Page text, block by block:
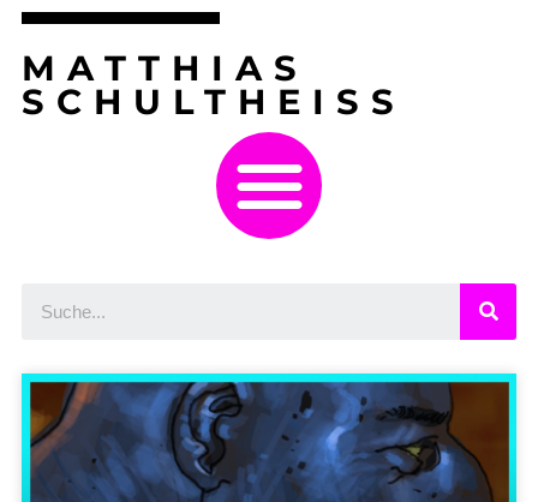
MATTHIAS
SCHULTHEISS